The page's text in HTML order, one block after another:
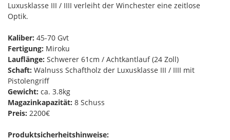
Luxusklasse III / IIII verleiht der Winchester eine zeitlose
Optik.
Kaliber: 45-70 Gvt
Fertigung: Miroku
Lauflänge: Schwerer 61cm / Achtkantlauf (24 Zoll)
Schaft: Walnuss Schaftholz der Luxusklasse III / IIII mit
Pistolengriff
Gewicht: ca. 3.8kg
Magazinkapazität: 8 Schuss
Preis: 2200€
Produktsicherheitshinweise: